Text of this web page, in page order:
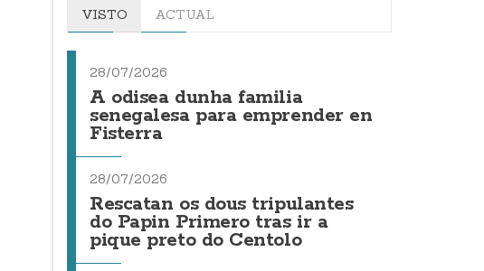
VISTO ACTUAL
28/07/2026
A odisea dunha familia
senegalesa para emprender en
Fisterra
28/07/2026
Rescatan os dous tripulantes
do Papin Primero tras ir a
pique preto do Centolo